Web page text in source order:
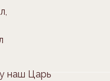
наш Царь